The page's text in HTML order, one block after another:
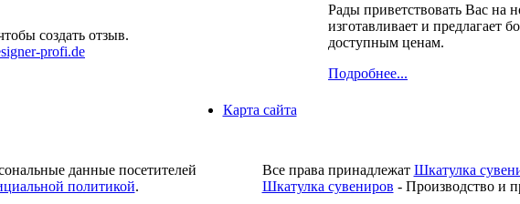
создать отзыв.
profi.de
Рады приветствовать Вас на
изготавливает и предлагает
доступным ценам.
Подробнее...
Карта сайта
данные посетителей
политикой.
Все права принадлежат Шкатулка
Шкатулка сувениров - Производство и